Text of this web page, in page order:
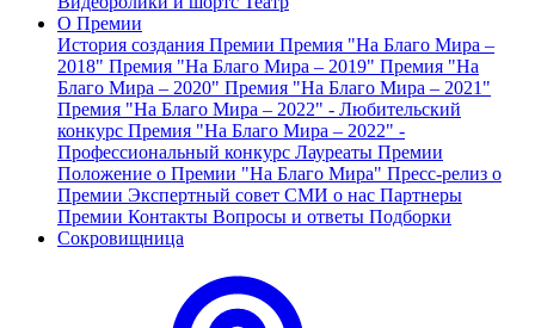
О Премии
История создания Премии Премия "На Благо Мира –
2018" Премия "На Благо Мира – 2019" Премия "На
Благо Мира – 2020" Премия "На Благо Мира – 2021"
Премия "На Благо Мира – 2022" - Любительский
конкурс Премия "На Благо Мира – 2022" -
Профессиональный конкурс Лауреаты Премии
Положение о Премии "На Благо Мира" Пресс-релиз о
Премии Экспертный совет СМИ о нас Партнеры
Премии Контакты Вопросы и ответы Подборки
Сокровищница